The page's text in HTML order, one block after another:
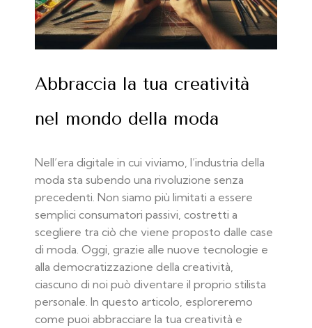
Abbraccia la tua creatività
nel mondo della moda
Nell’era digitale in cui viviamo, l’industria della
moda sta subendo una rivoluzione senza
precedenti. Non siamo più limitati a essere
semplici consumatori passivi, costretti a
scegliere tra ciò che viene proposto dalle case
di moda. Oggi, grazie alle nuove tecnologie e
alla democratizzazione della creatività,
ciascuno di noi può diventare il proprio stilista
personale. In questo articolo, esploreremo
come puoi abbracciare la tua creatività e